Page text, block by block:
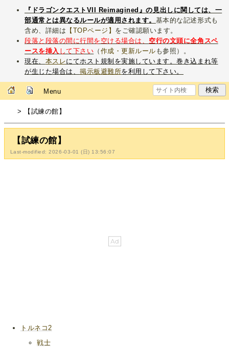
『ドラゴンクエストVII Reimagined』の見出しに関しては、一
部通常とは異なるルールが適用されます。 基本的な記述形式も
含め、詳細は 【TOPページ】 をご確認願います。
段落と段落の間に行間を空ける場合は、 空行の文頭に全角スペ
ースを挿入 して下さい （ 作成・更新ルール も参照）。
現在、 本スレにてホスト規制を実施しています。巻き込まれ等
が生じた場合は、掲示板避難所を利用して下さい。
Menu
> 【試練の館】
【試練の館】
Last-modified: 2026-03-01 (日) 13:56:07
トルネコ2
戦士